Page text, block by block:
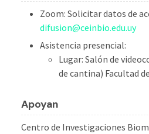
Zoom: Solicitar datos de
difusion@ceinbio.edu.uy
Asistencia presencial:
Lugar: Salón de
de cantina) Facultad
Apoyan
Centro de Investigaciones